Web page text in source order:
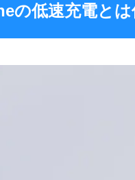
の低速充電と